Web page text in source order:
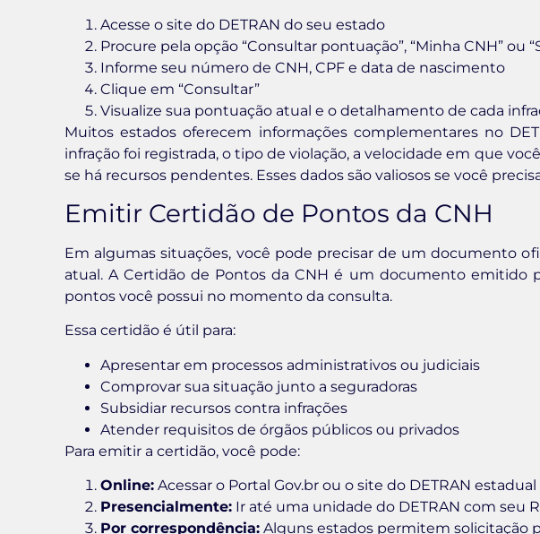
Acesse o site do DETRAN do seu estado
Procure pela opção “Consultar pontuação”, “Minha CNH” ou
Informe seu número de CNH, CPF e data de nascimento
Clique em “Consultar”
Visualize sua pontuação atual e o detalhamento de cada
Muitos estados oferecem informações complementares no
infração foi registrada, o tipo de violação, a velocidade em que
se há recursos pendentes. Esses dados são valiosos se você
Emitir Certidão de Pontos da CNH
Em algumas situações, você pode precisar de um documento
atual. A Certidão de Pontos da CNH é um documento emitido
pontos você possui no momento da consulta.
Essa certidão é útil para:
Apresentar em processos administrativos ou judiciais
Comprovar sua situação junto a seguradoras
Subsidiar recursos contra infrações
Atender requisitos de órgãos públicos ou privados
Para emitir a certidão, você pode:
Online: Acessar o Portal Gov.br ou o site do DETRAN
Presencialmente: Ir até uma unidade do DETRAN com seu
Por correspondência: Alguns estados permitem solicitação